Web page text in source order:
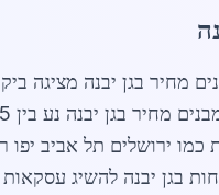
ירושלים תל אביב
בגן יבנה להשיג